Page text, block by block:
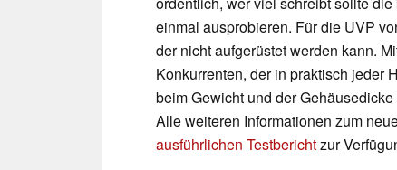
einmal ausprobieren. Für die UVP
der nicht aufgerüstet werden kann.
Konkurrenten, der in praktisch jeder
beim Gewicht und der
Alle weiteren Informationen zum
ausführlichen Testberichtzur